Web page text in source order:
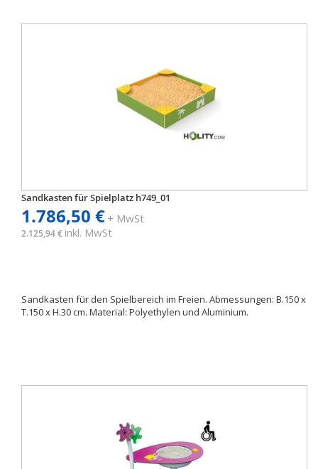
Sandkasten für Spielplatz h749_01
1.786,50 €+ MwSt
2.125,94 € inkl. MwSt
Sandkasten für den Spielbereich im Freien. Abmessungen: B.150 x
T.150 x H.30 cm. Material: Polyethylen und Aluminium.